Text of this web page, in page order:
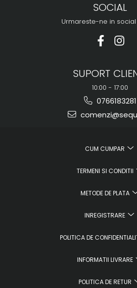
SOCIAL
Urmareste-ne in
SUPORT
10:00 - 17:00
0766183281
CUM CUMPAR
TERMENI SI CONDITII
METODE DE PLATA
INREGISTRARE
POLITICA DE
INFORMATII LIVRARE
POLITICA DE RETUR